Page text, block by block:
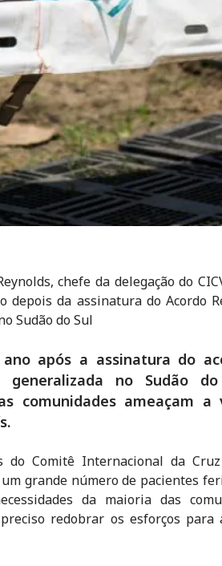
chefe da delegação do
depois da assinatura do Acordo
Sudão do Sul
ano após a assinatura do
generalizada no Sudão
comunidades ameaçam
do Comitê Internacional da Cruz
grande número de pacientes
da maioria das
redobrar os esforços para